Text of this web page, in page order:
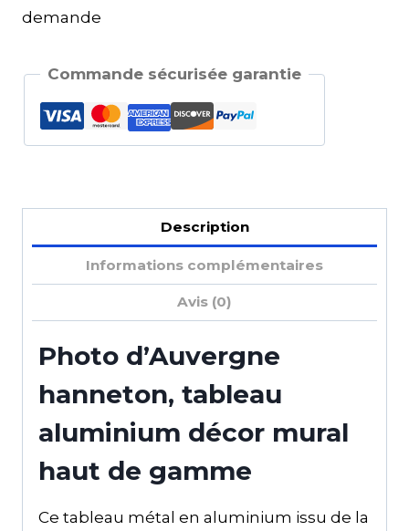
demande
Commande sécurisée garantie
Description
Informations complémentaires
Avis (0)
Photo d’Auvergne
hanneton, tableau
aluminium décor mural
haut de gamme
Ce tableau métal en aluminium issu de la